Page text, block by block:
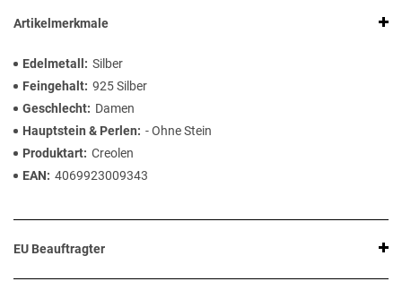
Artikelmerkmale
Edelmetall
Silber
Feingehalt 925 Silber
Geschlecht
Damen
Hauptstein & Perlen
- Ohne Stein
Produktart Creolen
EAN
4069923009343
EU Beauftragter